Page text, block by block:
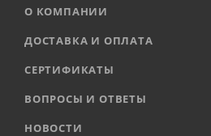
О КОМПАНИИ
ДОСТАВКА И ОПЛАТА
СЕРТИФИКАТЫ
ВОПРОСЫ И ОТВЕТЫ
НОВОСТИ